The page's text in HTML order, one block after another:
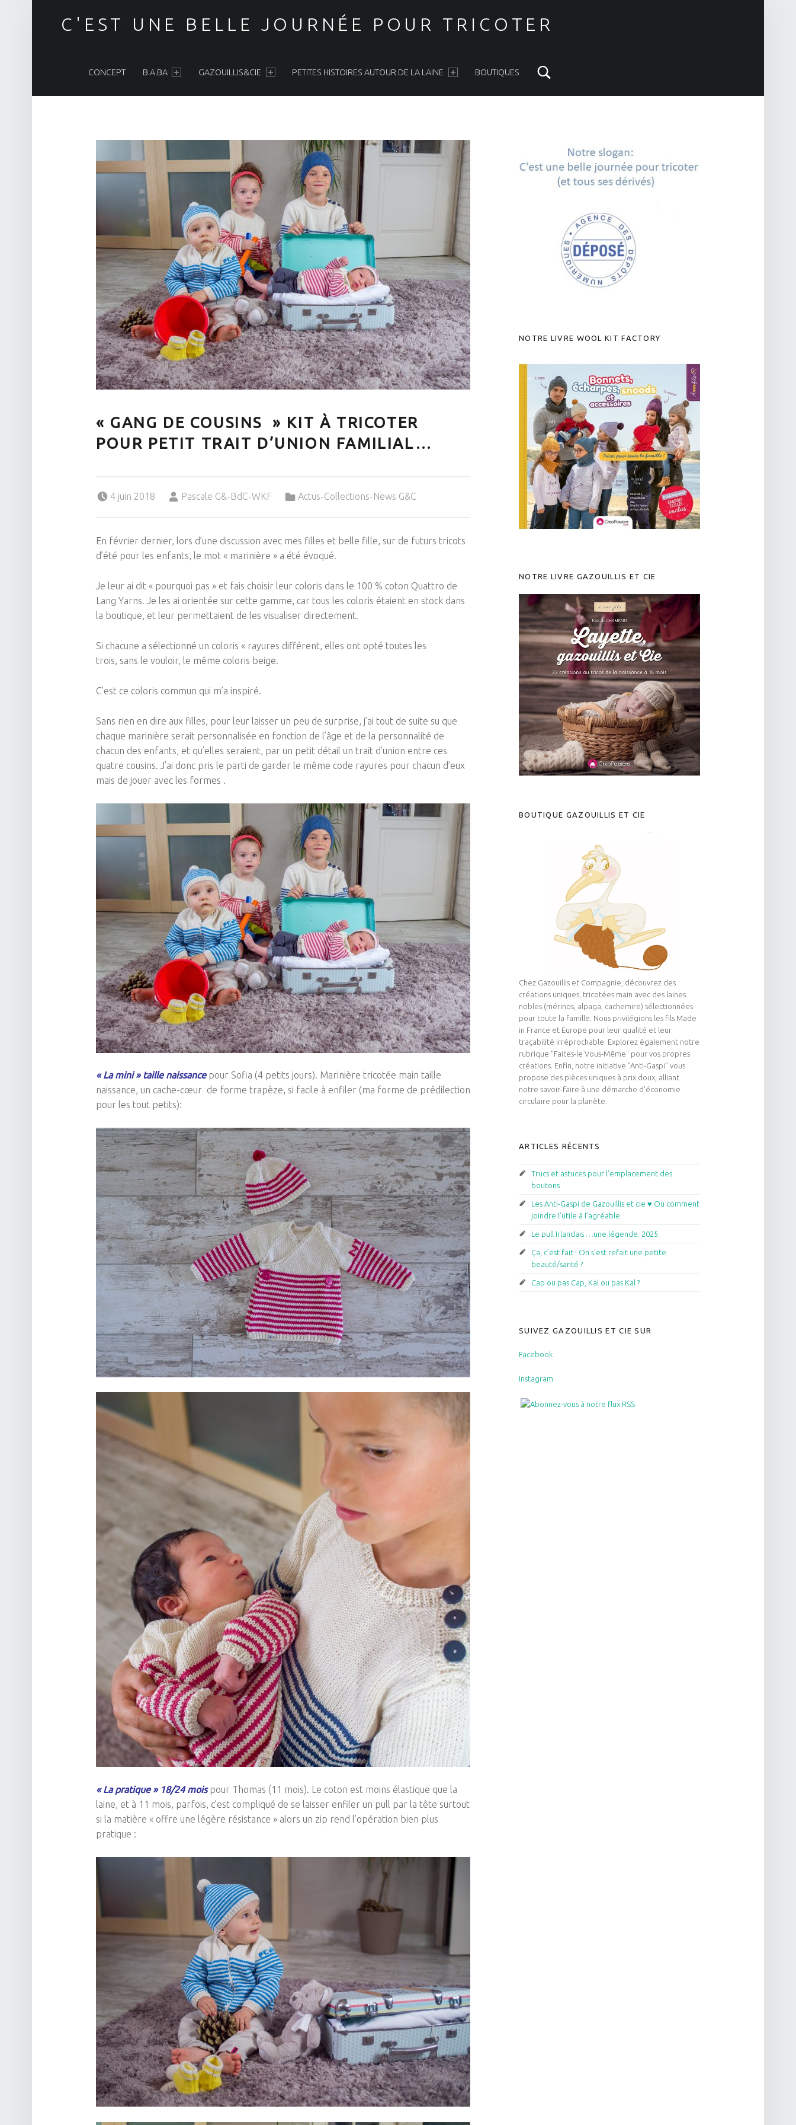
C'EST UNE BELLE JOURNÉE POUR TRICOTER
CONCEPT B.A.BA GAZOUILLIS&CIE PETITES HISTOIRES AUTOUR DE LA LAINE BOUTIQUES
« GANG DE COUSINS » KIT À TRICOTER
POUR PETIT TRAIT D’UNION FAMILIAL…
4 juin 2018
Pascale G&-BdC-WKF
Actus-Collections-News G&C
En février dernier, lors d’une discussion avec mes filles et belle fille, sur de futurs tricots
d’été pour les enfants, le mot « marinière » a été évoqué.
Je leur ai dit « pourquoi pas » et fais choisir leur coloris dans le 100 % coton Quattro de
Lang Yarns. Je les ai orientée sur cette gamme, car tous les coloris étaient en stock dans
la boutique, et leur permettaient de les visualiser directement.
Si chacune a sélectionné un coloris « rayures différent, elles ont opté toutes les
trois, sans le vouloir, le même coloris beige.
C’est ce coloris commun qui m’a inspiré.
Sans rien en dire aux filles, pour leur laisser un peu de surprise, j’ai tout de suite su que
chaque marinière serait personnalisée en fonction de l’âge et de la personnalité de
chacun des enfants, et qu’elles seraient, par un petit détail un trait d’union entre ces
quatre cousins. J’ai donc pris le parti de garder le même code rayures pour chacun d’eux
mais de jouer avec les formes .
« Lamini» taille naissancepour Sofia (4 petits jours). Marinière tricotée main taille
naissance, un cache-cœur de forme trapèze, si facile à enfiler (ma forme de prédilection
pour les tout petits):
« La pratique » 18/24 moispour Thomas (11 mois). Le coton est moins élastique que la
laine, et à 11 mois, parfois, c’est compliqué de se laisser enfiler un pull par la tête surtout
si la matière « offre une légère résistance » alors un zip rend l’opération bien plus
pratique :
NOTRE LIVRE WOOL KIT FACTORY
NOTRE LIVRE GAZOUILLIS ET CIE
BOUTIQUE GAZOUILLIS ET CIE
Chez Gazouillis et Compagnie, découvrez des
créations uniques, tricotées main avec des laines
nobles (mérinos, alpaga, cachemire) sélectionnées
pour toute la famille. Nous privilégions les fils Made
in France et Europe pour leur qualité et leur
traçabilité irréprochable. Explorez également notre
rubrique "Faites-le Vous-Même" pour vos propres
créations. Enfin, notre initiative "Anti-Gaspi" vous
propose des pièces uniques à prix doux, alliant
notre savoir-faire à une démarche d'économie
circulaire pour la planète.
ARTICLES RÉCENTS
Trucs et astuces pour l’emplacement des
boutons
Les Anti-Gaspi de Gazouillis et cie ♥ Ou comment
joindre l’utile à l’agréable.
Le pull Irlandais …une légende. 2025.
Ça, c’est fait ! On s’est refait une petite
beauté/santé ?
Cap ou pas Cap, Kal ou pas Kal ?
SUIVEZ GAZOUILLIS ET CIE SUR
Facebook
Instagram